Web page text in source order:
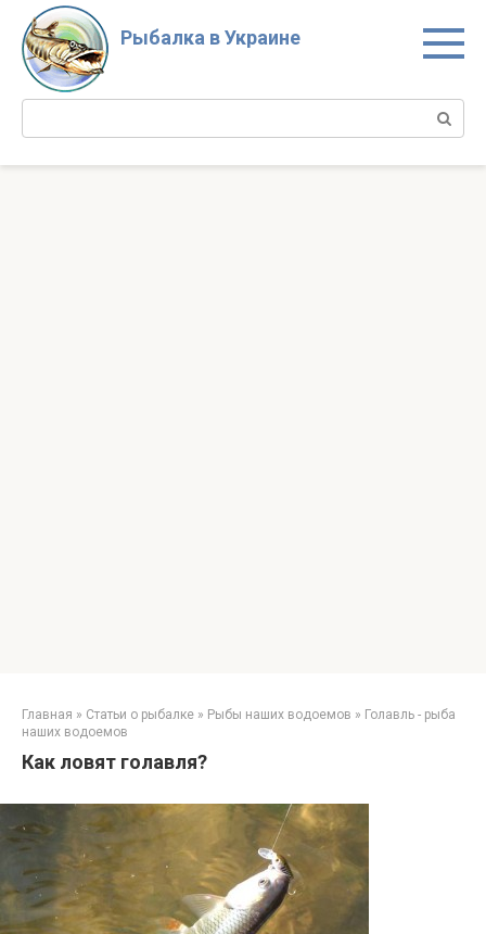
Перейти
контенту
Рыбалка в Украине
Главная » Статьи о рыбалке » Рыбы наших водоемов » Голавль - рыба
наших водоемов
Как ловят голавля?